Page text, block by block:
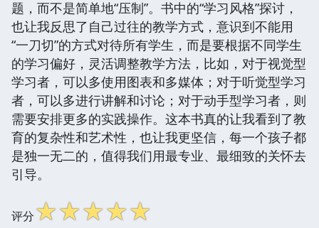
题，而不是简单地“压制”。书中的“学习风格”探讨，
也让我反思了自己过往的教学方式，意识到不能用
“一刀切”的方式对待所有学生，而是要根据不同学生
的学习偏好，灵活调整教学方法，比如，对于视觉型
学习者，可以多使用图表和多媒体；对于听觉型学习
者，可以多进行讲解和讨论；对于动手型学习者，则
需要安排更多的实践操作。这本书真的让我看到了教
育的复杂性和艺术性，也让我更坚信，每一个孩子都
是独一无二的，值得我们用最专业、最细致的关怀去
引导。
评分☆☆☆☆☆